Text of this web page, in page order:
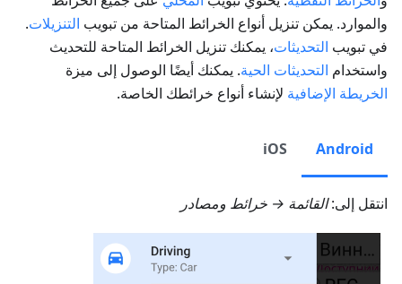
والموارد. يمكن تنزيل أنواع الخرائط المتاحة من تبويب التنزيلات.
في تبويب التحديثات، يمكنك تنزيل الخرائط المتاحة للتحديث
واستخدام التحديثات الحية. يمكنك أيضًا الوصول إلى ميزة
الخريطة الإضافية لإنشاء أنواع خرائطك الخاصة.
Android
iOS
انتقل إلى:القائمة → خرائط ومصادر